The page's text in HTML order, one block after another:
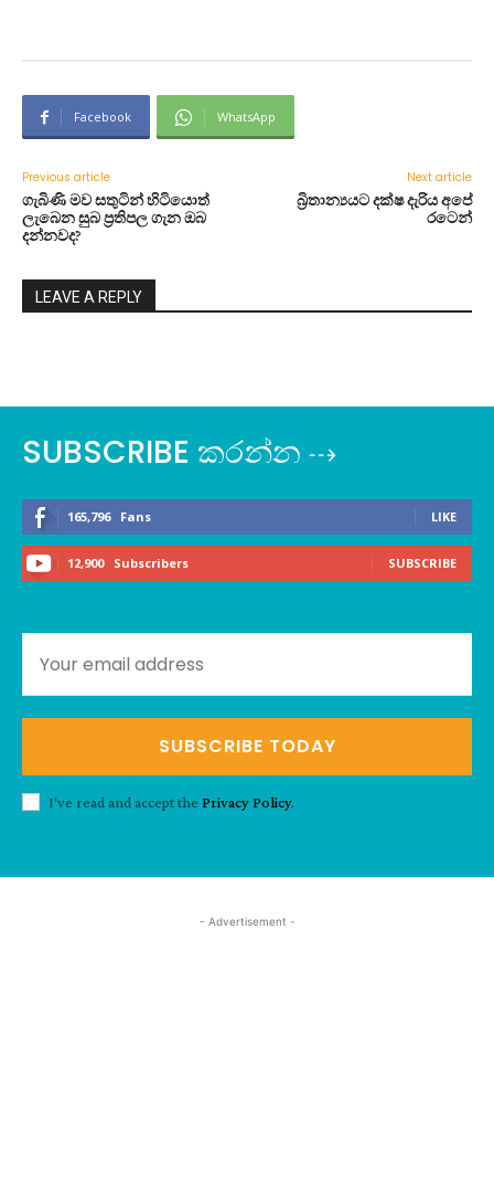
Facebook WhatsApp
Previous article
ගැබිණි මව සතුටින් හිටියොත්
ලැබෙන සුබ ප්‍රතිපල ගැන ඔබ
දන්නවද?
Next article
බ්‍රිතාන්‍යයට දක්ෂ දැරිය අපේ
රටෙන්
LEAVE A REPLY
SUBSCRIBE කරන්න ⇢
165,796 Fans LIKE
12,900 Subscribers SUBSCRIBE
SUBSCRIBE TODAY
I've read and accept the Privacy Policy.
- Advertisement -